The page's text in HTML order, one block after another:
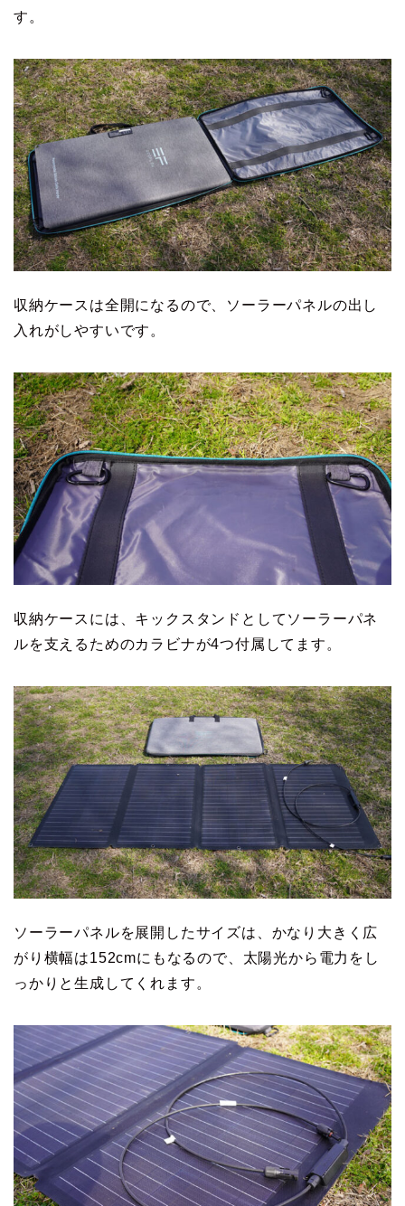
す。
収納ケースは全開になるので、ソーラーパネルの出し
入れがしやすいです。
収納ケースには、キックスタンドとしてソーラーパネ
ルを支えるためのカラビナが4つ付属してます。
ソーラーパネルを展開したサイズは、かなり大きく広
がり横幅は152cmにもなるので、太陽光から電力をし
っかりと生成してくれます。